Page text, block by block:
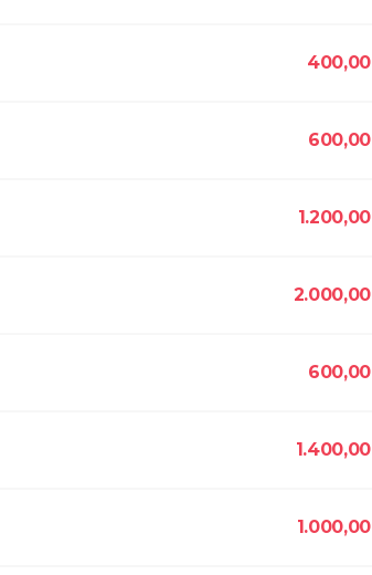
400,00
600,00
1.200,00
2.000,00
600,00
1.400,00
1.000,00